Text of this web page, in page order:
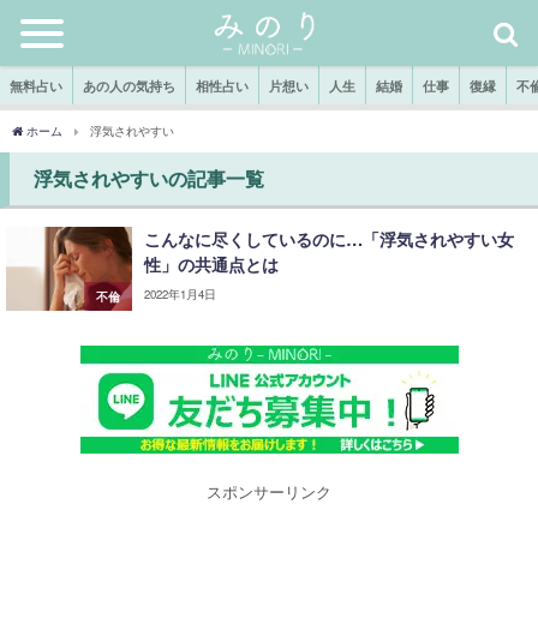
無料占い あの人の気持ち 相性占い 片想い 人生 結婚 仕事 復縁 不
ホーム 浮気されやすい
浮気されやすいの記事一覧
不倫
こんなに尽くしているのに…「浮気されやすい女
性」の共通点とは
2022年1月4日
スポンサーリンク